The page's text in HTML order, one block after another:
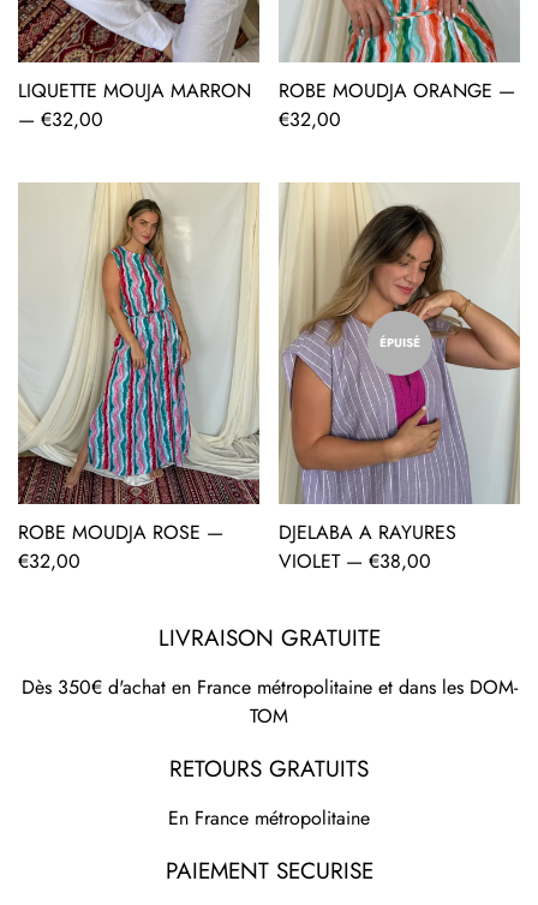
AJOUT RAPIDE
LIQUETTE MOUJA MARRON
— Prix
€32,00
AJOUT RAPIDE
ROBE MOUDJA ORANGE —
Prix
€32,00
AJOUT RAPIDE ROBE MOUDJA ROSE —
Prix
€32,00
ÉPUISÉ
DJELABA A RAYURES
VIOLET — Prix
€38,00
LIVRAISON GRATUITE
Dès 350€ d'achat en France métropolitaine et dans les DOM-
TOM
RETOURS GRATUITS
En France métropolitaine
PAIEMENT SECURISE